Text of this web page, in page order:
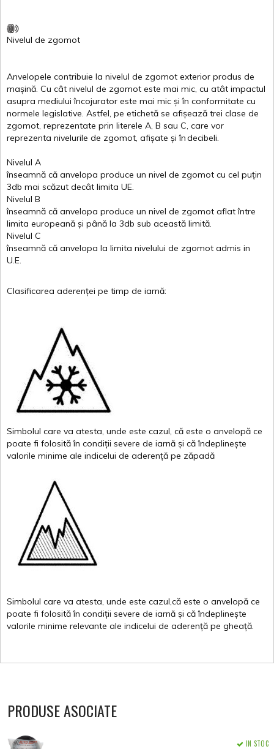
Nivelul de zgomot
Anvelopele contribuie la nivelul de zgomot exterior produs de
mașină. Cu cât nivelul de zgomot este mai mic, cu atât impactul
asupra mediului încojurator este mai mic și în conformitate cu
normele legislative. Astfel, pe etichetă se afișează trei clase de
zgomot, reprezentate prin literele A, B sau C, care vor
reprezenta nivelurile de zgomot, afișate și îndecibeli.
Nivelul A
înseamnă că anvelopa produce un nivel de zgomot cu cel puțin
3db mai scăzut decât limita UE.
Nivelul B
înseamnă că anvelopa produce un nivel de zgomot aflat între
limita europeană și până la 3db sub această limită.
Nivelul C
înseamnă că anvelopa la limita nivelului de zgomot admis in
U.E.
Clasificarea aderenței pe timp de iarnă:
Simbolul care va atesta, unde este cazul, că este o anvelopă ce
poate fi folosită în condiții severe de iarnă și că îndeplinește
valorile minime ale indicelui de aderență pe zăpadă
Simbolul care va atesta, unde este cazul,că este o anvelopă ce
poate fi folosită în condiții severe de iarnă și că îndeplinește
valorile minime relevante ale indicelui de aderență pe gheață.
PRODUSE ASOCIATE
IN STOC